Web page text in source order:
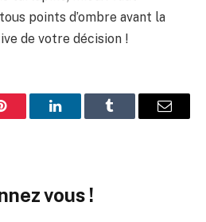
points d’ombre avant la
de votre décision !
Pinterest LinkedInTumblr Email
vous !